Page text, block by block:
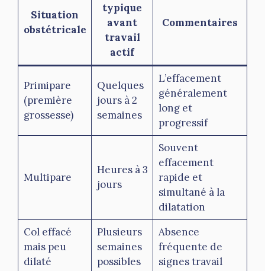
Situation
obstétricale
typique
avant
travail
actif
Commentaires
Primipare
(première
grossesse)
Quelques
jours à 2
semaines
L’effacement
généralement
long et
progressif
Multipare
Heures à 3
jours
Souvent
effacement
rapide et
simultané à la
dilatation
Col effacé
mais peu
dilaté
Plusieurs
semaines
possibles
Absence
fréquente de
signes travail